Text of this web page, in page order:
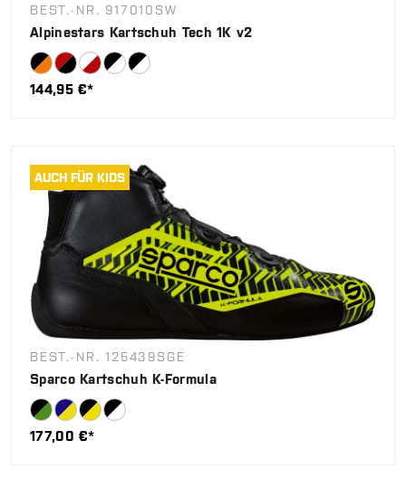
BEST.-NR. 917010SW
Alpinestars Kartschuh Tech 1K v2
144,95 €*
AUCH FÜR KIDS
BEST.-NR. 125439SGE
Sparco Kartschuh K-Formula
177,00 €*